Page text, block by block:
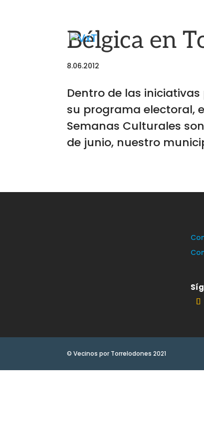
Bélgica en
8.06.2012
Dentro de las
su programa electoral,
Semanas Culturales
de junio, nuestro
© Vecinos por Torrelodones 2021